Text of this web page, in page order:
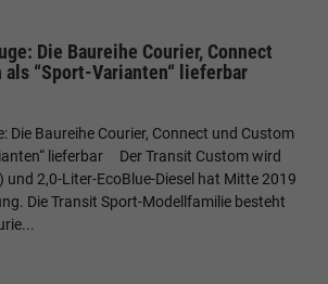
Die Baureihe Courier, Connect
als “Sport-Varianten“ lieferbar
Die Baureihe Courier, Connect und Custom
lieferbar Der Transit Custom wird
und 2,0-Liter-EcoBlue-Diesel hat Mitte 2019
Die Transit Sport-Modellfamilie besteht